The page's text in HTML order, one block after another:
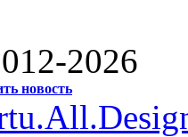
2026
новость